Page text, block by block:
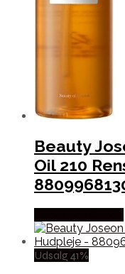
Beauty
Oil 210
Udsalg 41%